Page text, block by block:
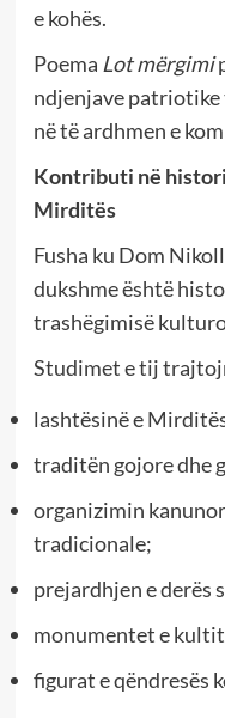
e kohës.
Poema Lot mërgimi
ndjenjave
në të ardhmen e
Kontributi në
Mirditës
Fusha ku Dom
dukshme është
trashëgimisë
Studimet e tij
lashtësinë e
traditën gojore dhe
organizimin
tradicionale;
prejardhjen e derës
monumentet e
figurat e qëndresës